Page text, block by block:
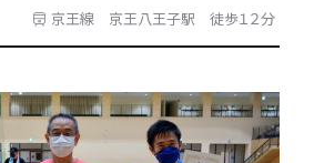
京王線 京王八王子駅 徒歩１２分